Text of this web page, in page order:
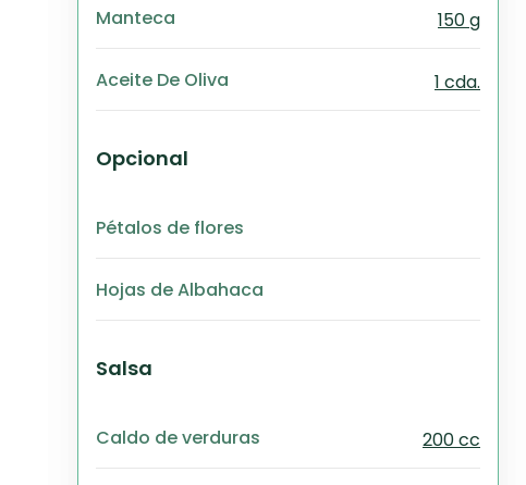
Manteca 150 g
Aceite De Oliva 1 cda.
Opcional
Pétalos de flores
Hojas de Albahaca
Salsa
Caldo de verduras 200 cc